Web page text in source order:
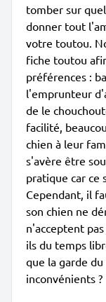
tomber sur
donner tout
votre toutou.
fiche toutou
préférences :
l'emprunteur
de le
facilité,
chien à leur
s'avère être
pratique car ce
Cependant, il
son chien ne
n'acceptent
ils du temps
que la garde
inconvénients ?